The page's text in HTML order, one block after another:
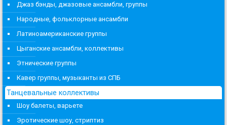
Джаз бэнды, джазовые ансамбли, группы
Народные, фольклорные ансамбли
Латиноамериканские группы
Цыганские ансамбли, коллективы
Этнические группы
Кавер группы, музыканты из СПБ
Танцевальные коллективы
Шоу балеты, варьете
Эротические шоу, стриптиз